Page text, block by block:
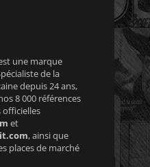
une marque
de la
depuis 24 ans,
8 000 références
et
, ainsi que
places de marché